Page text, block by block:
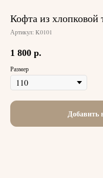
Кофта из хлопковой
Артикул: K0101
1 800 р.
Размер
Добавить